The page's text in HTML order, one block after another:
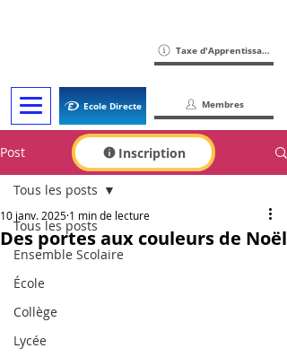
Ecole Directe
Taxe d'Apprentissage
Membres
Inscription
Post
Tous les posts
Ensemble Scolaire
École
Collège
Lycée
Tous les posts
Des portes aux couleurs de Noël
10 janv. 2025 1 min de lecture